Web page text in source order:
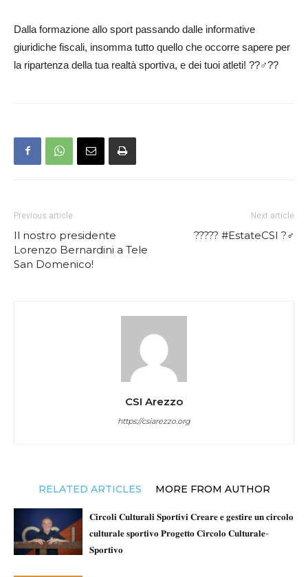
Dalla formazione allo sport passando dalle informative
giuridiche fiscali, insomma tutto quello che occorre sapere per
la ripartenza della tua realtà sportiva, e dei tuoi atleti! ??‍♂️??
Previous article
Il nostro presidente
Lorenzo Bernardini a Tele
San Domenico!
Next article
????? #EstateCSI ?‍♂️
CSI Arezzo
https://csiarezzo.org
RELATED ARTICLES MORE FROM AUTHOR
𝐂𝐢𝐫𝐜𝐨𝐥𝐢 𝐂𝐮𝐥𝐭𝐮𝐫𝐚𝐥𝐢 𝐒𝐩𝐨𝐫𝐭𝐢𝐯𝐢 𝐂𝐫𝐞𝐚𝐫𝐞 𝐞 𝐠𝐞𝐬𝐭𝐢𝐫𝐞 𝐮𝐧 𝐜𝐢𝐫𝐜𝐨𝐥𝐨
𝐜𝐮𝐥𝐭𝐮𝐫𝐚𝐥𝐞 𝐬𝐩𝐨𝐫𝐭𝐢𝐯𝐨 𝐏𝐫𝐨𝐠𝐞𝐭𝐭𝐨 𝐂𝐢𝐫𝐜𝐨𝐥𝐨 𝐂𝐮𝐥𝐭𝐮𝐫𝐚𝐥𝐞-
𝐒𝐩𝐨𝐫𝐭𝐢𝐯𝐨